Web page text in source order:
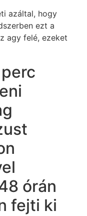
azáltal, hogy
ezt a
agy felé, ezeket
órán
fejti ki